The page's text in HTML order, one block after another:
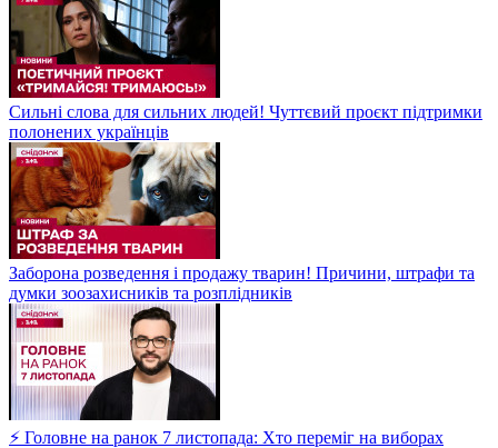
Сильні слова для сильних людей! Чуттєвий проєкт підтримки
полонених українців
Заборона розведення і продажу тварин! Причини, штрафи та
думки зоозахисників та розплідників
⚡ Головне на ранок 7 листопада: Хто переміг на виборах